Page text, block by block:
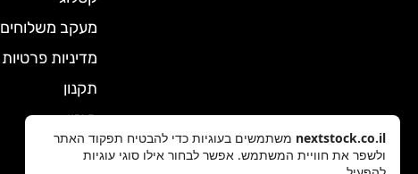
מעקב משלוחים
מדיניות פרטיות
תקנון
מגזין
צרו קשר
nextstock.co.il משתמשים בעוגיות כדי להבטיח תפקוד האתר
ולשפר את חוויית המשתמש. אפשר לבחור אילו סוגי עוגיות